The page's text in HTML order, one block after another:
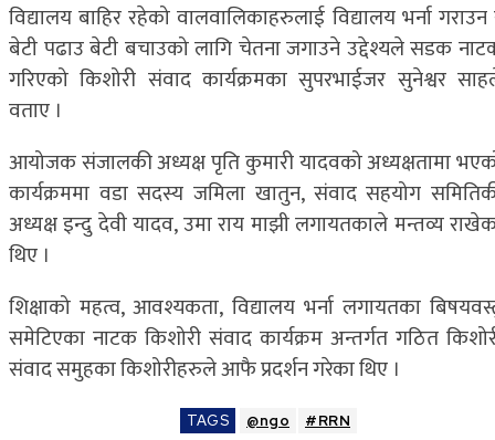
विद्यालय बाहिर रहेको वालवालिकाहरुलाई विद्यालय भर्ना गराउन
बेटी पढाउ बेटी बचाउको लागि चेतना जगाउने उद्देश्यले सडक
गरिएको किशोरी संवाद कार्यक्रमका सुपरभाईजर सुनेश्वर
वताए ।
आयोजक संजालकी अध्यक्ष पृति कुमारी यादवको अध्यक्षतामा
कार्यक्रममा वडा सदस्य जमिला खातुन, संवाद सहयोग
अध्यक्ष इन्दु देवी यादव, उमा राय माझी लगायतकाले मन्तव्य
थिए ।
शिक्षाको महत्व, आवश्यकता, विद्यालय भर्ना लगायतका
समेटिएका नाटक किशोरी संवाद कार्यक्रम अन्तर्गत गठित
संवाद समुहका किशोरीहरुले आफै प्रदर्शन गरेका थिए ।
TAGS @ngo #RRN